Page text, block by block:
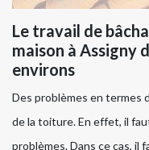
Le travail de
maison à Assigny
environs
Des problèmes en termes
de la toiture. En effet, il
problèmes. Dans ce cas, il